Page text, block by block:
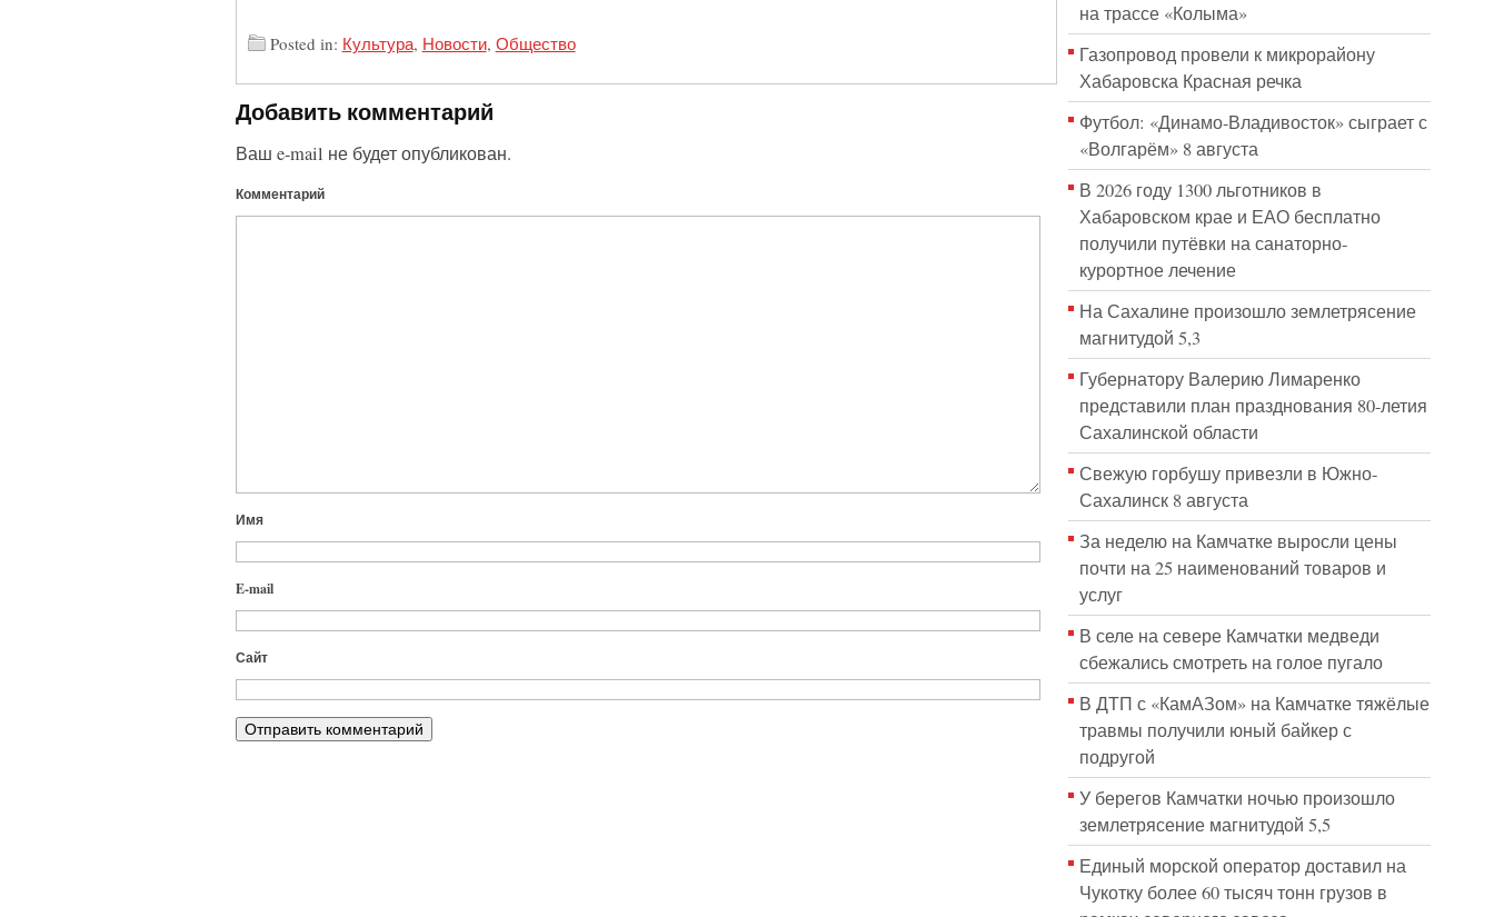
Posted in: Культура, Новости, Общество
Добавить комментарий
Ваш e-mail не будет опубликован.
Комментарий
Имя
E-mail
Сайт
на трассе «Колыма»
Газопровод провели к микрорайону
Хабаровска Красная речка
Футбол: «Динамо-Владивосток» сыграет с
«Волгарём» 8 августа
В 2026 году 1300 льготников в
Хабаровском крае и ЕАО бесплатно
получили путёвки на санаторно-
курортное лечение
На Сахалине произошло землетрясение
магнитудой 5,3
Губернатору Валерию Лимаренко
представили план празднования 80-летия
Сахалинской области
Свежую горбушу привезли в Южно-
Сахалинск 8 августа
За неделю на Камчатке выросли цены
почти на 25 наименований товаров и
услуг
В селе на севере Камчатки медведи
сбежались смотреть на голое пугало
В ДТП с «КамАЗом» на Камчатке тяжёлые
травмы получили юный байкер с
подругой
У берегов Камчатки ночью произошло
землетрясение магнитудой 5,5
Единый морской оператор доставил на
Чукотку более 60 тысяч тонн грузов в